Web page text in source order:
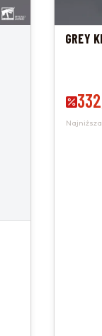
GREY
Cena